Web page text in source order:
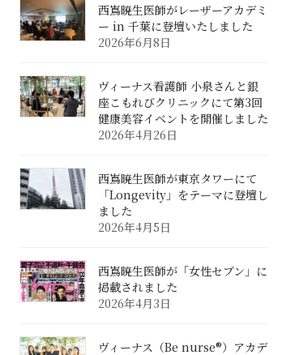
西嶌暁生医師がレーザーアカデミ
ー in 千葉に登壇いたしました
2026年6月8日
ヴィーナス看護師 小泉さんと銀
座こもれびクリニックにて第3回
健康美容イベントを開催しました
2026年4月26日
西嶌暁生医師が東京タワーにて
「Longevity」をテーマに登壇し
ました
2026年4月5日
西嶌暁生医師が「女性セブン」に
掲載されました
2026年4月3日
ヴィーナス（Be nurse®）アカデ